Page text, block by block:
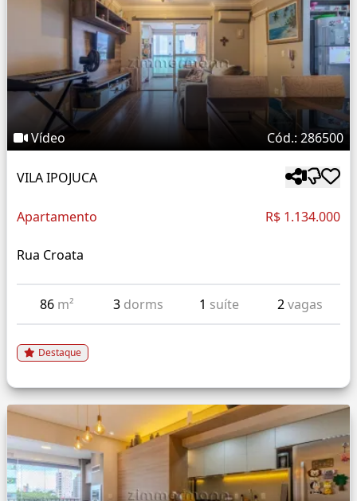
Vídeo Cód.: 286500
VILA IPOJUCA
Apartamento R$ 1.134.000
Rua Croata
86 m² 3 dorms 1 suíte 2vagas
Destaque